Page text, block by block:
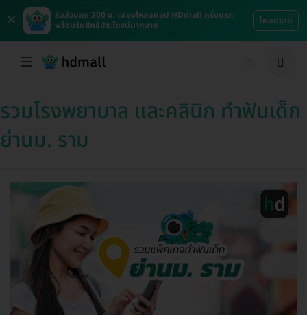
×
รับส่วนลด 200 บ. เพียงโหลดแอป HDmall ครั้งแรก
พร้อมรับสิทธิประโยชน์มากมาย
โหลดเลย
รวมโรงพยาบาล และคลินิก ทำฟันเด็ก
ย่านม. ราม